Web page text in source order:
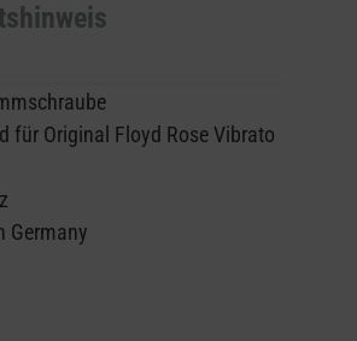
für Original Floyd Rose Vibrato
Germany